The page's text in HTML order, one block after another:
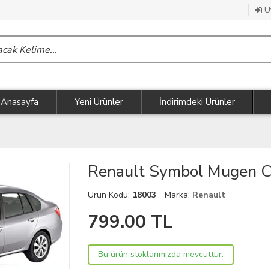
Anasayfa Yeni Ürünler İndirimdeki Ürünler
Renault Symbol Mugen
Ürün Kodu: 18003 Marka: Renault
799.00 TL
Bu ürün stoklarımızda mevcuttur.